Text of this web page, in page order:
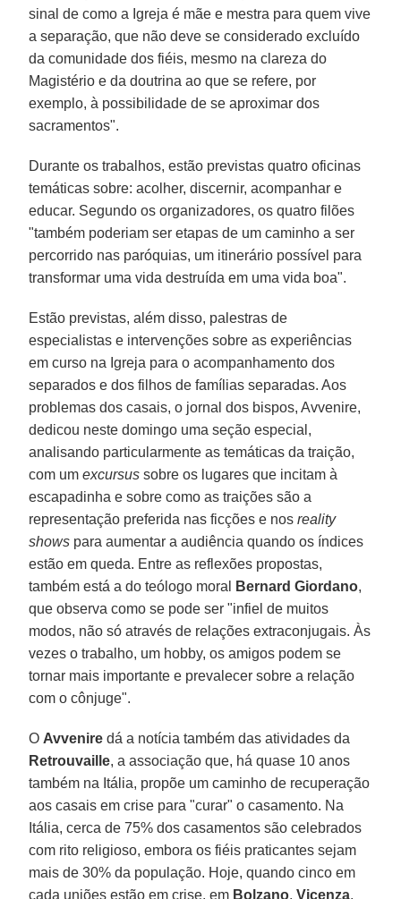
sinal de como a Igreja é mãe e mestra para quem vive
a separação, que não deve se considerado excluído
da comunidade dos fiéis, mesmo na clareza do
Magistério e da doutrina ao que se refere, por
exemplo, à possibilidade de se aproximar dos
sacramentos".
Durante os trabalhos, estão previstas quatro oficinas
temáticas sobre: acolher, discernir, acompanhar e
educar. Segundo os organizadores, os quatro filões
"também poderiam ser etapas de um caminho a ser
percorrido nas paróquias, um itinerário possível para
transformar uma vida destruída em uma vida boa".
Estão previstas, além disso, palestras de
especialistas e intervenções sobre as experiências
em curso na Igreja para o acompanhamento dos
separados e dos filhos de famílias separadas. Aos
problemas dos casais, o jornal dos bispos, Avvenire,
dedicou neste domingo uma seção especial,
analisando particularmente as temáticas da traição,
com umexcursus sobre os lugares que incitam à
escapadinha e sobre como as traições são a
representação preferida nas ficções e nosreality
shows para aumentar a audiência quando os índices
estão em queda. Entre as reflexões propostas,
também está a do teólogo moral
Bernard Giordano,
que observa como se pode ser "infiel de muitos
modos, não só através de relações extraconjugais. Às
vezes o trabalho, um hobby, os amigos podem se
tornar mais importante e prevalecer sobre a relação
com o cônjuge".
O Avvenire dá a notícia também das atividades da
Retrouvaille, a associação que, há quase 10 anos
também na Itália, propõe um caminho de recuperação
aos casais em crise para "curar" o casamento. Na
Itália, cerca de 75% dos casamentos são celebrados
com rito religioso, embora os fiéis praticantes sejam
mais de 30% da população. Hoje, quando cinco em
cada uniões estão em crise, em Bolzano,Vicenza,